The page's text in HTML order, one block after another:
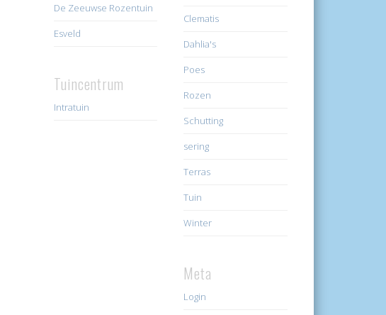
De Zeeuwse Rozentuin
Esveld
Tuincentrum
Intratuin
Clematis
Dahlia's
Poes
Rozen
Schutting
sering
Terras
Tuin
Winter
Meta
Login